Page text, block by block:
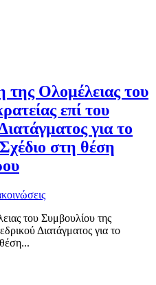
Ολομέλειας του
επί του
για το
στη θέση
του Συμβουλίου της
Διατάγματος για το